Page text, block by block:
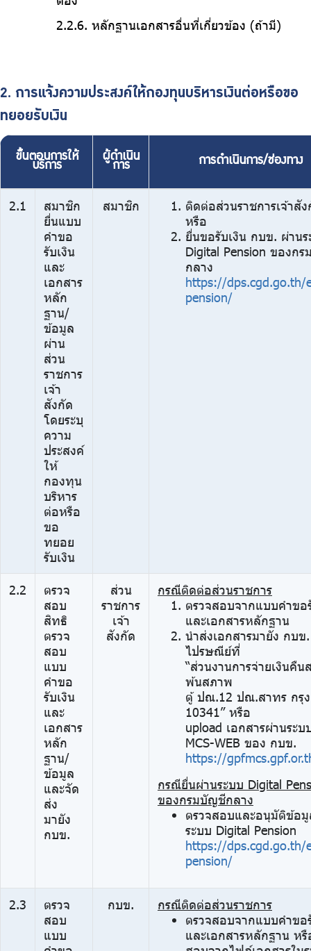
หลักฐานเอกสารอื่นที่เกี่ยวข้อง (ถ้ามี)
2. การแจ้งความประสงค์ให้กองทุนบริหารเงินต่อหรือขอ
ทยอยรับเงิน
ขั้นตอนการให้
บริการ
ผู้ดำเนิน
การ
การดำเนินการ/ช่องทาง
2.1
สมาชิก
ยื่นแบบ
คำขอ
รับเงิน
และ
เอกสาร
หลัก
ฐาน/
ข้อมูล
ผ่าน
ส่วน
ราชการ
เจ้า
สังกัด
โดยระบุ
ความ
ประสงค์
ให้
กองทุน
บริหาร
ต่อหรือ
ขอ
ทยอย
รับเงิน
สมาชิก
ติดต่อส่วนราชการเจ้าสั
หรือ
ยื่นขอรับเงิน กบข. ผ่าน
Digital Pension ของก
กลาง
https://dps.cgd.go.th/
pension/
2.2
ตรวจ
สอบ
สิทธิ
ตรวจ
สอบ
แบบ
คำขอ
รับเงิน
และ
เอกสาร
หลัก
ฐาน/
ข้อมูล
และจัด
ส่ง
มายัง
กบข.
ส่วน
ราชการ
เจ้า
สังกัด
กรณีติดต่อส่วนราชการ
ตรวจสอบจากแบบคำขอ
และเอกสารหลักฐาน
นำส่งเอกสารมายัง กบข
ไปรษณีย์ที่
“ส่วนงานการจ่ายเงินคืน
พ้นสภาพ
ตู้ ปณ.12 ปณ.สาทร กรุ
10341” หรือ
upload เอกสารผ่านระบ
MCS-WEB ของ กบข.
https://
กรณียื่นผ่านระบบ Digital
ของกรมบัญชีกลาง
ตรวจสอบและอนุมัติข้อ
ระบบ Digital Pension
https://dps.cgd.go.th/
pension/
2.3
ตรวจ
สอบ
แบบ
กบข.
กรณีติดต่อส่วนราชการ
ตรวจสอบจากแบบคำขอ
และเอกสารหลักฐาน หรื